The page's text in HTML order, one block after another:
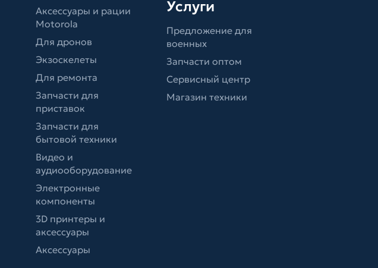
Аксессуары и рации
Motorola
Для дронов
Экзоскелеты
Для ремонта
Запчасти для
приставок
Запчасти для
бытовой техники
Видео и
аудиооборудование
Электронные
компоненты
3D принтеры и
аксессуары
Аксессуары
Услуги
Предложение для
военных
Запчасти оптом
Сервисный центр
Магазин техники